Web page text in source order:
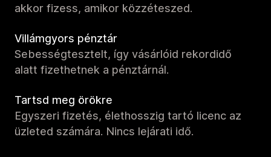
akkor fizess, amikor közzéteszed.
Villámgyors pénztár
Sebességtesztelt, így vásárlóid rekordidő
alatt fizethetnek a pénztárnál.
Tartsd meg örökre
Egyszeri fizetés, élethosszig tartó licenc az
üzleted számára. Nincs lejárati idő.